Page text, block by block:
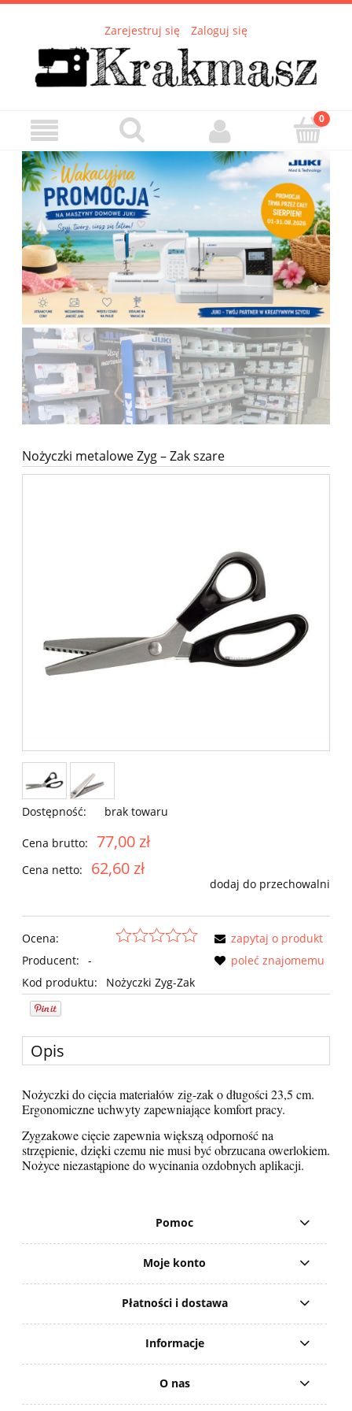
Zarejestruj się Zaloguj się
Nożyczki metalowe Zyg – Zak szare
Dostępność: brak towaru
Cena brutto: 77,00 zł
Cena netto: 62,60 zł
dodaj do przechowalni
Ocena:
Producent:
-
Kod produktu:
Nożyczki Zyg-Zak
zapytaj o produkt
poleć znajomemu
Opis
Nożyczki do cięcia materiałów zig-zak o długości 23,5 cm.
Ergonomiczne uchwyty zapewniające komfort pracy.
Zygzakowe cięcie zapewnia większą odporność na
strzępienie, dzięki czemu nie musi być obrzucana owerlokiem.
Nożyce niezastąpione do wycinania ozdobnych aplikacji.
Pomoc
Moje konto
Płatności i dostawa
Informacje
O nas